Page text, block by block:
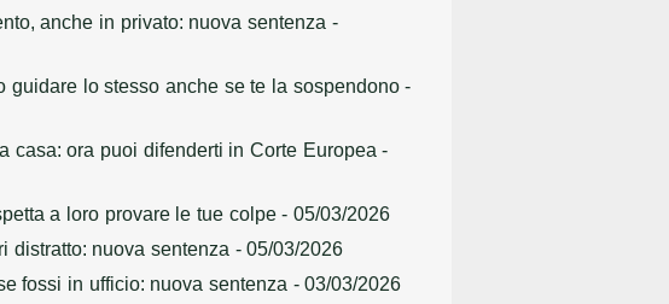
anche in privato: nuova sentenza -
guidare lo stesso anche se te la sospendono-
casa: ora puoi difenderti in Corte Europea -
a loro provare le tue colpe- 05/03/2026
distratto: nuova sentenza - 05/03/2026
fossi in ufficio: nuova sentenza - 03/03/2026